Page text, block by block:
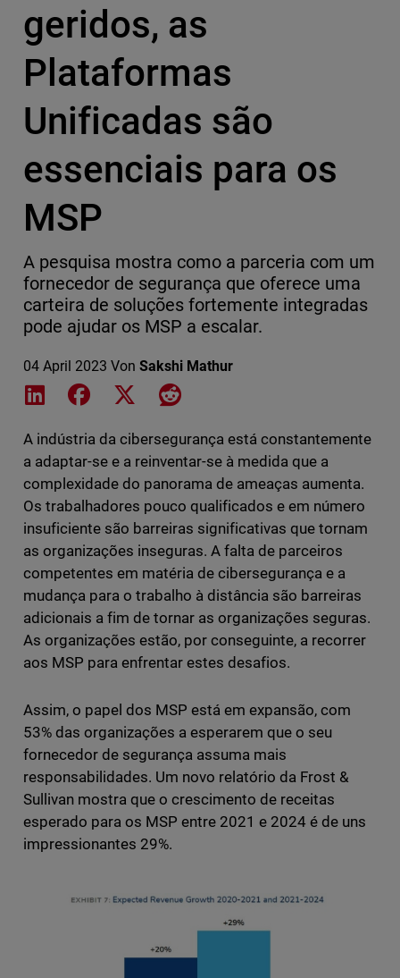
geridos, as
Plataformas
Unificadas são
essenciais para os
MSP
A pesquisa mostra como a parceria com um
fornecedor de segurança que oferece uma
carteira de soluções fortemente integradas
pode ajudar os MSP a escalar.
04 April 2023 Von Sakshi Mathur
Share on LinkedIn
Share on Facebook
Share on XShare on Reddit
A indústria da cibersegurança está constantemente
a adaptar-se e a reinventar-se à medida que a
complexidade do panorama de ameaças aumenta.
Os trabalhadores pouco qualificados e em número
insuficiente são barreiras significativas que tornam
as organizações inseguras. A falta de parceiros
competentes em matéria de cibersegurança e a
mudança para o trabalho à distância são barreiras
adicionais a fim de tornar as organizações seguras.
As organizações estão, por conseguinte, a recorrer
aos MSP para enfrentar estes desafios.
Assim, o papel dos MSP está em expansão, com
53% das organizações a esperarem que o seu
fornecedor de segurança assuma mais
responsabilidades. Um novo relatório da Frost &
Sullivan mostra que o crescimento de receitas
esperado para os MSP entre 2021 e 2024 é de uns
impressionantes 29%.